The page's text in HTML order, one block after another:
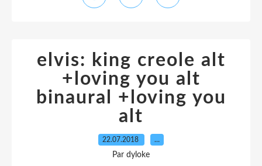
elvis: king creole alt
+loving you alt
binaural +loving you
alt
22.07.2018 …
Par dyloke